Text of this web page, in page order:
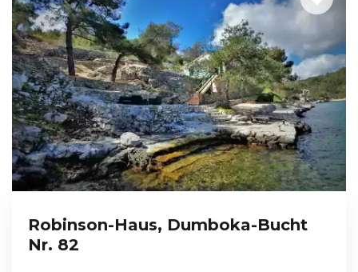
Robinson-Haus, Dumboka-Bucht
Nr. 82